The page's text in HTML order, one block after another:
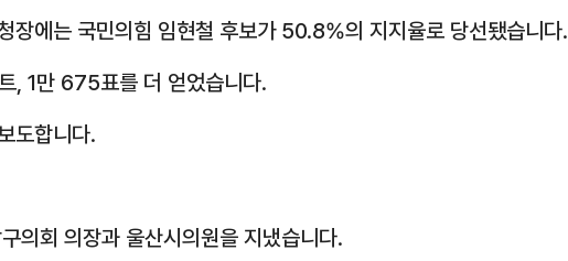
장에는 국민의힘 임현철 후보가 50.8%의 지지율로 당선됐습니다.
, 1만 675표를 더 얻었습니다.
도합니다.
의회 의장과 울산시의원을 지냈습니다.